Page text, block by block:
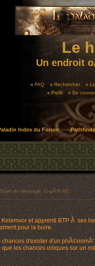
Le
Un endroit
FAQ Rechercher
Profil
Se
Index du Forum>>>
du message: Ci-gÃ®t â€¦
et apprenti BTP Ã ses
pour la boire.
d'exister d'un
les chances uniques sur un